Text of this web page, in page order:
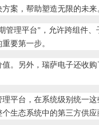
案，帮助塑造无限的未来
理平台"，允许跨组件
要第一步。
另外，瑞萨电子还收
平台，在系统级别统一
态系统中的第三方供